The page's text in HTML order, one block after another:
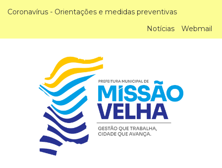
Coronavírus - Orientações e medidas preventivas
Notícias
Webmail